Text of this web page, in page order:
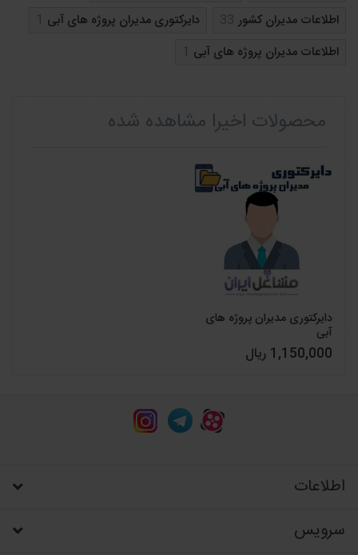
اطلاعات مدیران کشور 33 دایرکتوری مدیران پروژه های آبی 1
اطلاعات مدیران پروژه های آبی 1
محصولات اخیرا مشاهده شده
دایرکتوری مدیران پروژه های
آبی
1,150,000 ریال
اطلاعات
سرویس